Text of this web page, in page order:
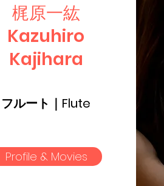
梶原一紘
​Kazuhiro
Kajihara
フルート｜Flute
Profile & Movies